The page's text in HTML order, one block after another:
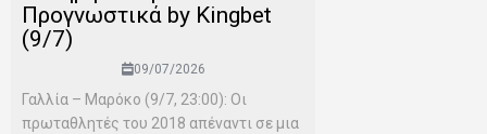
Προγνωστικά by Kingbet
(9/7)
09/07/2026
Γαλλία – Μαρόκο (9/7, 23:00): Οι
πρωταθλητές του 2018 απέναντι σε μια